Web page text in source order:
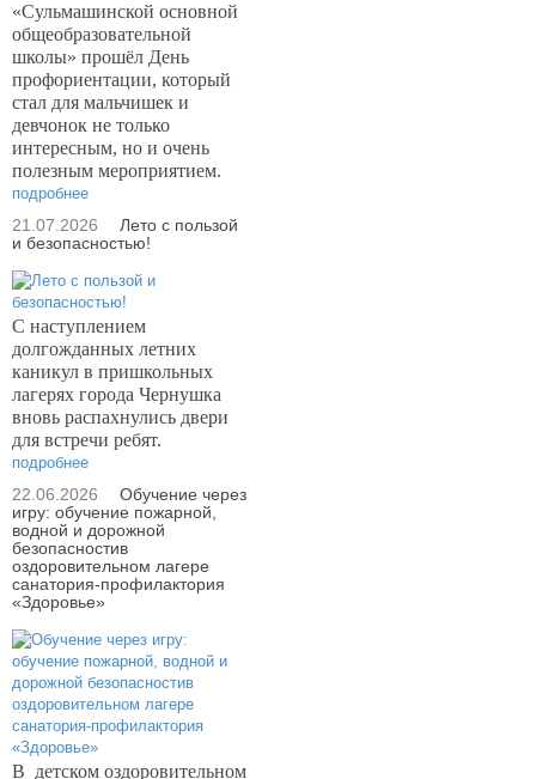
«Сульмашинской основной
общеобразовательной
школы» прошёл День
профориентации, который
стал для мальчишек и
девчонок не только
интересным, но и очень
полезным мероприятием.
подробнее
21.07.2026
Лето с пользой
и безопасностью!
С наступлением
долгожданных летних
каникул в пришкольных
лагерях города Чернушка
вновь распахнулись двери
для встречи ребят.
подробнее
22.06.2026
Обучение через
игру: обучение пожарной,
водной и дорожной
безопасностив
оздоровительном лагере
санатория-профилактория
«Здоровье»
В детском оздоровительном